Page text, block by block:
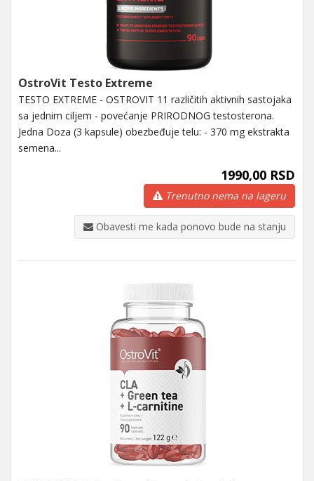
OstroVit Testo Extreme
TESTO EXTREME - OSTROVIT 11 različitih aktivnih sastojaka
sa jednim ciljem - povećanje PRIRODNOG testosterona.
Jedna Doza (3 kapsule) obezbeđuje telu: - 370 mg ekstrakta
semena...
1990,00 RSD
Trenutno nema na lageru
Obavesti me kada ponovo bude na stanju